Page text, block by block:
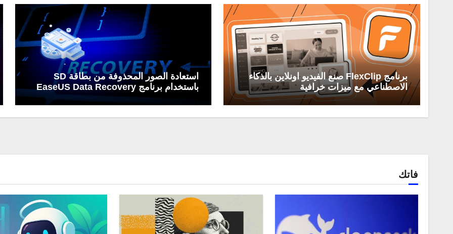
برنامج FlexClip صنع الفيديو اونلاين بالذكاء
الاصطناعي مع ميزات خرافية
استعادة الصور المحذوفة من بطاقة SD
باستخدام برنامج EaseUS Data Recovery
فاتك